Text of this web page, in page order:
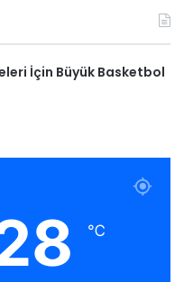
İçin Büyük Basketbol
℃